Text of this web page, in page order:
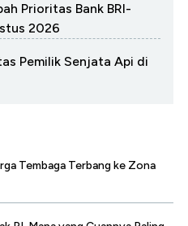
Prioritas Bank BRI-
2026
Pemilik Senjata Api di
Tembaga Terbang ke Zona